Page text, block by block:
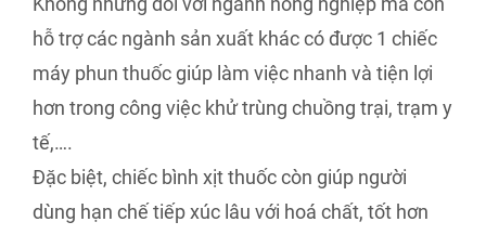
hỗ trợ các ngành sản xuất khác có được 1 chiếc
máy phun thuốc giúp làm việc nhanh và tiện lợi
hơn trong công việc khử trùng chuồng trại, trạm y
tế,….
Đặc biệt, chiếc bình xịt thuốc còn giúp người
dùng hạn chế tiếp xúc lâu với hoá chất, tốt hơn